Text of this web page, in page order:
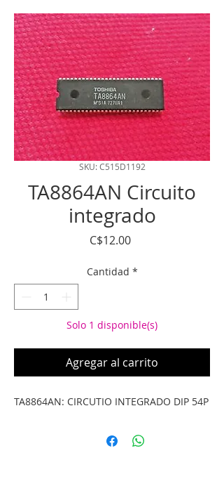
SKU: C515D1192
TA8864AN Circuito
integrado
C$12.00Precio
Cantidad *
Solo 1 disponible(s)
Agregar al carrito
TA8864AN: CIRCUTIO INTEGRADO DIP 54P